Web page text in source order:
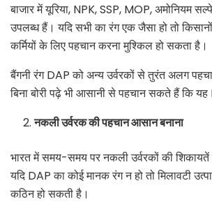
बाजार में यूरिया, NPK, SSP, MOP, अमोनियम
उपलब्ध हैं। यदि सभी का रंग एक जैसा हो तो
कर्मियों के लिए पहचान करना मुश्किल हो सकता है।
बैंगनी रंग DAP को अन्य उर्वरकों से तुरंत अलग
बिना बोरी पढ़े भी आसानी से पहचान सकते हैं कि
नकली उर्वरक की पहचान आसान बनाना
भारत में समय-समय पर नकली उर्वरकों की शिकायतें
यदि DAP का कोई मानक रंग न हो तो मिलावटी
कठिन हो सकती है।